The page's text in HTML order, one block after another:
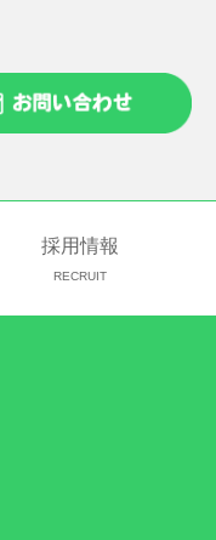
採用情報
RECRUIT